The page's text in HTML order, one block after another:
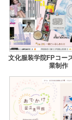
文化服装学院FPコー
業制作